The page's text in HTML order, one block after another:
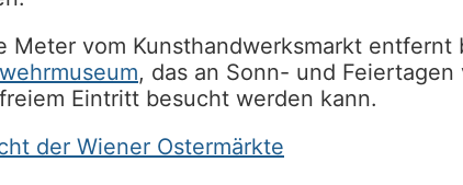
Meter vom Kunsthandwerksmarkt
, das an Sonn- und
Eintritt besucht werden kann.
der Wiener Ostermärkte